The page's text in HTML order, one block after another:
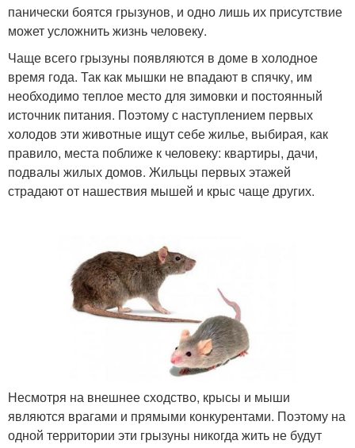
панически боятся грызунов, и одно лишь их присутствие
может усложнить жизнь человеку.
Чаще всего грызуны появляются в доме в холодное
время года. Так как мышки не впадают в спячку, им
необходимо теплое место для зимовки и постоянный
источник питания. Поэтому с наступлением первых
холодов эти животные ищут себе жилье, выбирая, как
правило, места поближе к человеку: квартиры, дачи,
подвалы жилых домов. Жильцы первых этажей
страдают от нашествия мышей и крыс чаще других.
Несмотря на внешнее сходство, крысы и мыши
являются врагами и прямыми конкурентами. Поэтому на
одной территории эти грызуны никогда жить не будут